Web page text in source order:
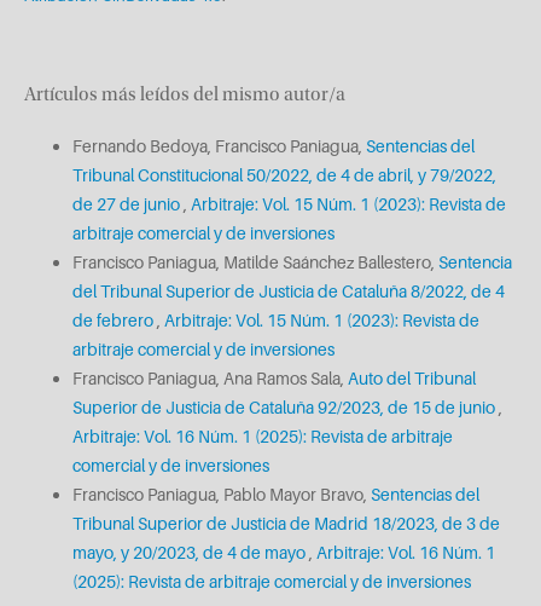
Artículos más leídos del mismo autor/a
Fernando Bedoya, Francisco Paniagua, Sentencias del
Tribunal Constitucional 50/2022, de 4 de abril, y 79/2022,
de 27 de junio Arbitraje: Vol. 15 Núm. 1 (2023): Revista de
arbitraje comercial y de inversiones
Francisco Paniagua, Matilde Saánchez Ballestero, Sentencia
del Tribunal Superior de Justicia de Cataluña 8/2022, de 4
de febrero Arbitraje: Vol. 15 Núm. 1 (2023): Revista de
arbitraje comercial y de inversiones
Francisco Paniagua, Ana Ramos Sala, Auto del Tribunal
Superior de Justicia de Cataluña 92/2023, de 15 de junio
Arbitraje: Vol. 16 Núm. 1 (2025): Revista de arbitraje
comercial y de inversiones
Francisco Paniagua, Pablo Mayor Bravo, Sentencias del
Tribunal Superior de Justicia de Madrid 18/2023, de 3 de
mayo, y 20/2023, de 4 de mayo Arbitraje: Vol. 16 Núm. 1
(2025): Revista de arbitraje comercial y de inversiones